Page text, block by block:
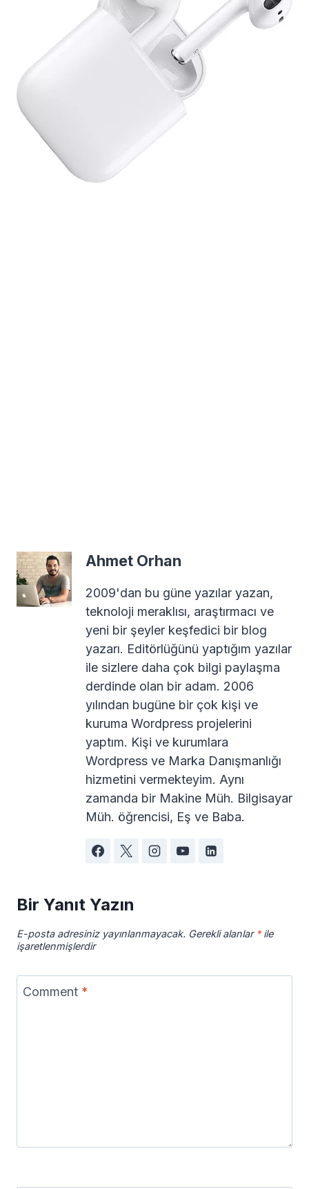
Ahmet Orhan
2009'dan bu güne yazılar yazan,
teknoloji meraklısı, araştırmacı ve
yeni bir şeyler keşfedici bir blog
yazarı. Editörlüğünü yaptığım yazılar
ile sizlere daha çok bilgi paylaşma
derdinde olan bir adam. 2006
yılından bugüne bir çok kişi ve
kuruma Wordpress projelerini
yaptım. Kişi ve kurumlara
Wordpress ve Marka Danışmanlığı
hizmetini vermekteyim. Aynı
zamanda bir Makine Müh. Bilgisayar
Müh. öğrencisi, Eş ve Baba.
Bir Yanıt Yazın
E-posta adresiniz yayınlanmayacak. Gerekli alanlar *ile
işaretlenmişlerdir
Comment *